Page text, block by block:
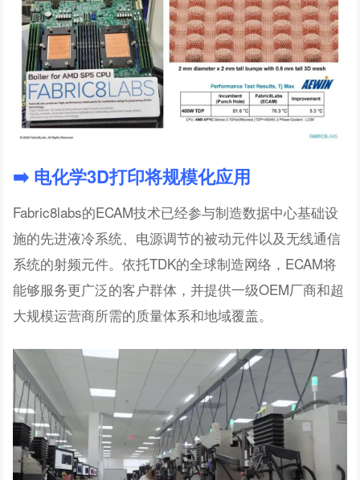
➡️ 电化学3D打印将规模化应用
Fabric8labs的ECAM技术已经参与制造数据中心基础设
施的先进液冷系统、电源调节的被动元件以及无线通信
系统的射频元件。依托TDK的全球制造网络，ECAM将
能够服务更广泛的客户群体，并提供一级OEM厂商和超
大规模运营商所需的质量体系和地域覆盖。